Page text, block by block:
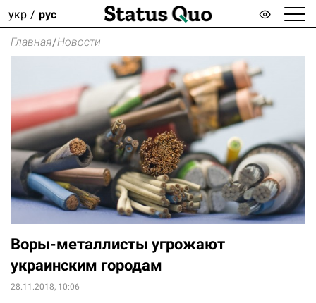
укр рус
Главная/Новости
Воры-металлисты угрожают
украинским городам
28.11.2018, 10:06